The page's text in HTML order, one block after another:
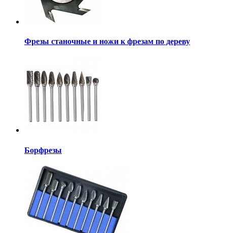
Фрезы станочные и ножи к фрезам по дереву
Борфрезы